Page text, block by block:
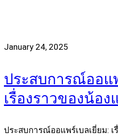
January 24, 2025
ประสบการณ์ออแ
เรื่องราวของน้อง
ประสบการณ์ออแพร์เบลเยี่ยม: